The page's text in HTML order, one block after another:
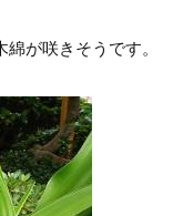
が咲きそうです。